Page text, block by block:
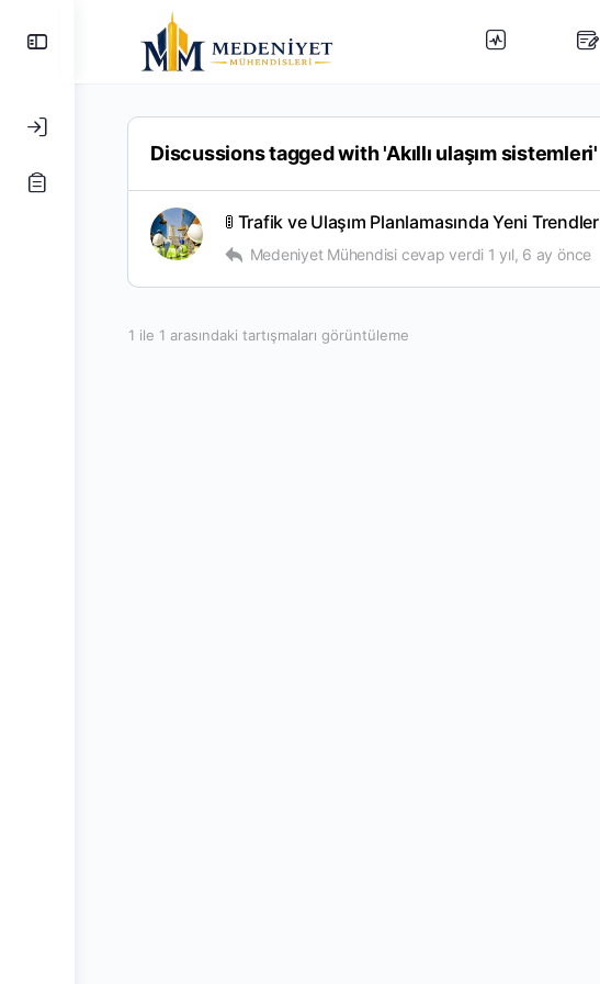
Discussions tagged with 'Akıllı ulaşım sistemleri'
🚦 Trafik ve Ulaşım Planlamasında Yeni Trendler
Medeniyet Mühendisi cevap verdi 1 yıl, 6 ay önce
1 ile 1 arasındaki tartışmaları görüntüleme